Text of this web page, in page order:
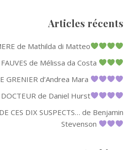
Articles récents
de Mathilda di Matteo
FAUVES de Mélissa da Costa
GRENIER d’Andrea Mara
DOCTEUR de Daniel Hurst
CES DIX SUSPECTS… de Benjamin
Stevenson